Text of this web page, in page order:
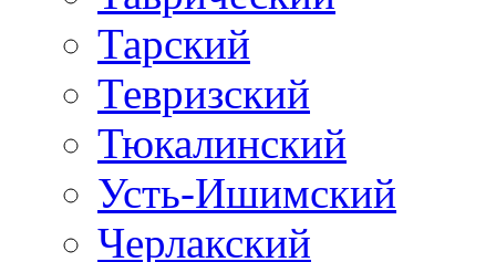
Тарский
Тевризский
Тюкалинский
Усть-Ишимский
Черлакский